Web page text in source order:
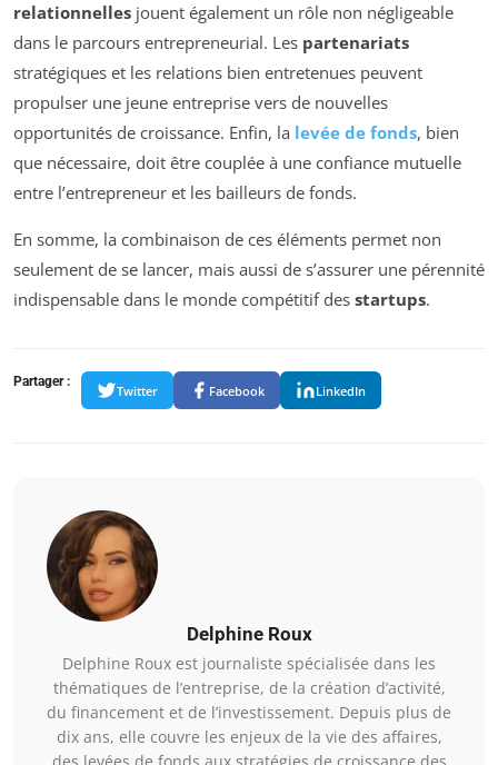
relationnelles jouent également un rôle non négligeable
dans le parcours entrepreneurial. Les partenariats
stratégiques et les relations bien entretenues peuvent
propulser une jeune entreprise vers de nouvelles
opportunités de croissance. Enfin, la levée de fonds, bien
que nécessaire, doit être couplée à une confiance mutuelle
entre l’entrepreneur et les bailleurs de fonds.
En somme, la combinaison de ces éléments permet non
seulement de se lancer, mais aussi de s’assurer une pérennité
indispensable dans le monde compétitif des startups.
Partager :
Twitter Facebook LinkedIn
Delphine Roux
Delphine Roux est journaliste spécialisée dans les
thématiques de l’entreprise, de la création d’activité,
du financement et de l’investissement. Depuis plus de
dix ans, elle couvre les enjeux de la vie des affaires,